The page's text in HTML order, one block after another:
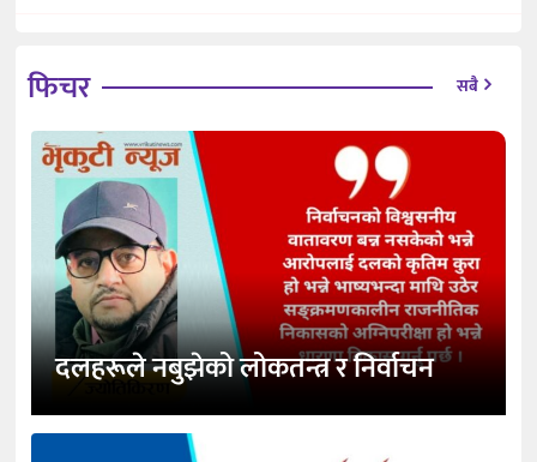
फिचर सबै
दलहरूले नबुझेको लोकतन्त्र र निर्वाचन